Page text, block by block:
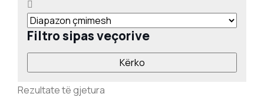
Filtro sipas veçorive
Rezultate të gjetura